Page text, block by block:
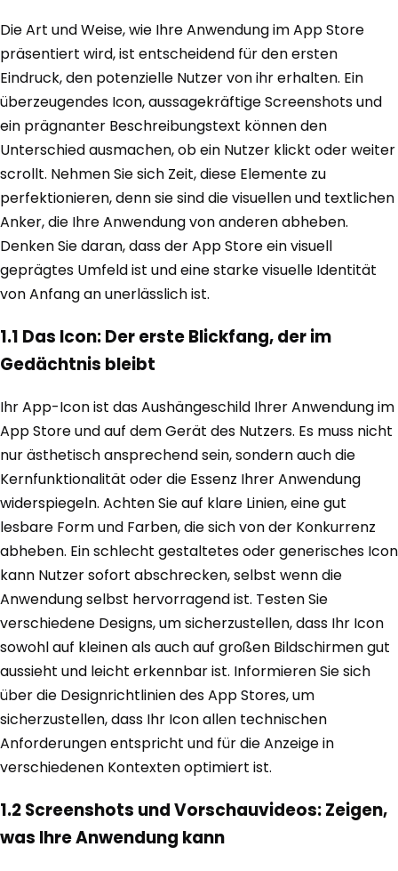
Die Art und Weise, wie Ihre Anwendung im App Store
präsentiert wird, ist entscheidend für den ersten
Eindruck, den potenzielle Nutzer von ihr erhalten. Ein
überzeugendes Icon, aussagekräftige Screenshots und
ein prägnanter Beschreibungstext können den
Unterschied ausmachen, ob ein Nutzer klickt oder weiter
scrollt. Nehmen Sie sich Zeit, diese Elemente zu
perfektionieren, denn sie sind die visuellen und textlichen
Anker, die Ihre Anwendung von anderen abheben.
Denken Sie daran, dass der App Store ein visuell
geprägtes Umfeld ist und eine starke visuelle Identität
von Anfang an unerlässlich ist.
1.1 Das Icon: Der erste Blickfang, der im
Gedächtnis bleibt
Ihr App-Icon ist das Aushängeschild Ihrer Anwendung im
App Store und auf dem Gerät des Nutzers. Es muss nicht
nur ästhetisch ansprechend sein, sondern auch die
Kernfunktionalität oder die Essenz Ihrer Anwendung
widerspiegeln. Achten Sie auf klare Linien, eine gut
lesbare Form und Farben, die sich von der Konkurrenz
abheben. Ein schlecht gestaltetes oder generisches Icon
kann Nutzer sofort abschrecken, selbst wenn die
Anwendung selbst hervorragend ist. Testen Sie
verschiedene Designs, um sicherzustellen, dass Ihr Icon
sowohl auf kleinen als auch auf großen Bildschirmen gut
aussieht und leicht erkennbar ist. Informieren Sie sich
über die Designrichtlinien des App Stores, um
sicherzustellen, dass Ihr Icon allen technischen
Anforderungen entspricht und für die Anzeige in
verschiedenen Kontexten optimiert ist.
1.2 Screenshots und Vorschauvideos: Zeigen,
was Ihre Anwendung kann